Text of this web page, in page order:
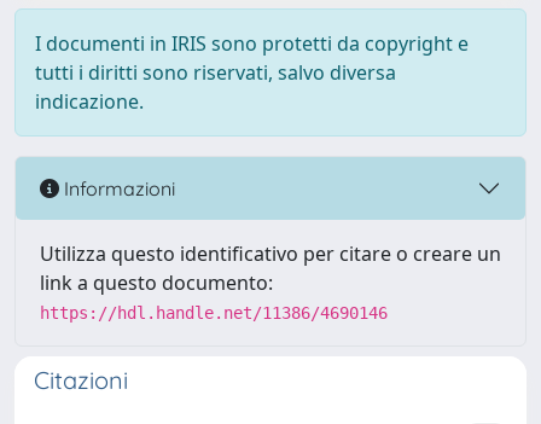
I documenti in IRIS sono protetti da copyright e
tutti i diritti sono riservati, salvo diversa
indicazione.
Informazioni
Utilizza questo identificativo per citare o creare un
link a questo documento:
https://hdl.handle.net/11386/4690146
Citazioni